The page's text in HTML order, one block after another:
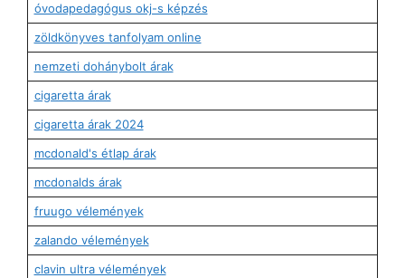
óvodapedagógus okj-s képzés
zöldkönyves tanfolyam online
nemzeti dohánybolt árak
cigaretta árak
cigaretta árak 2024
mcdonald's étlap árak
mcdonalds árak
fruugo vélemények
zalando vélemények
clavin ultra vélemények